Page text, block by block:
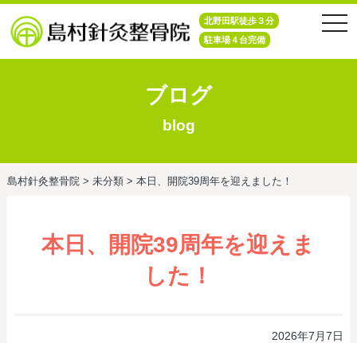
北野田駅徒歩３分
駐車場４台完備
ブログ
blog
島村針灸整骨院> 未分類> 本日、開院39周年を迎えました！
本日、開院39周年を迎えま
した！
2026年7月7日